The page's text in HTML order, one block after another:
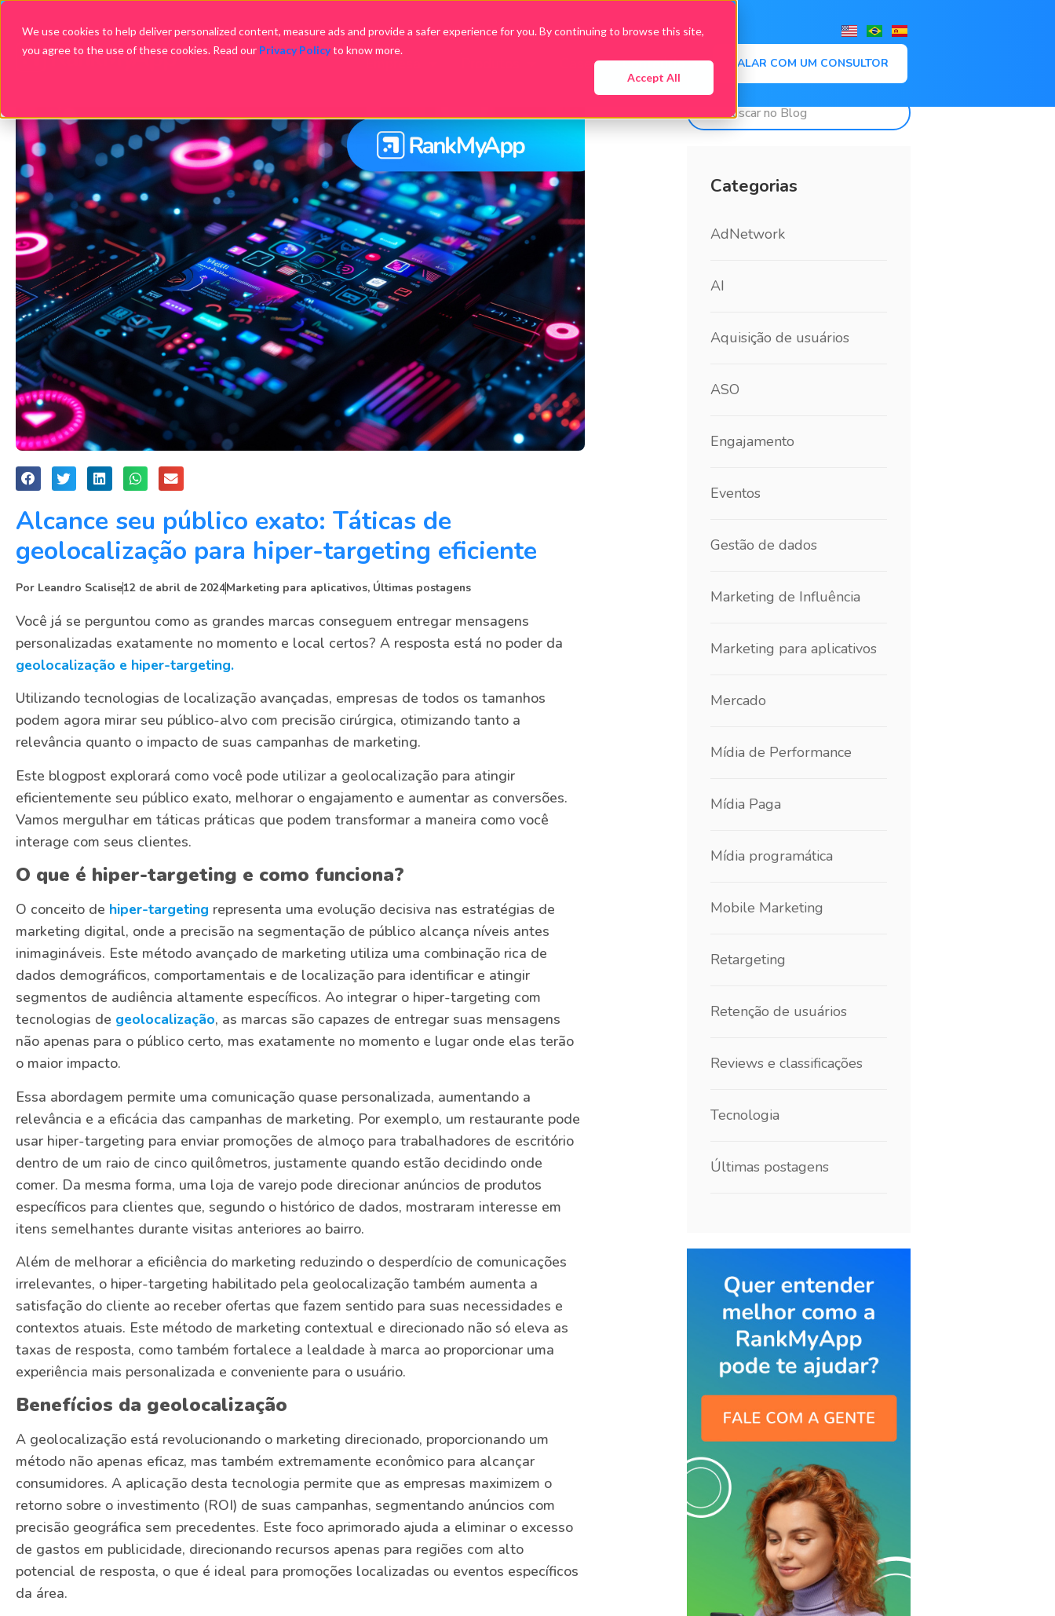
We use cookies to help deliver personalized content, measure ads and provide a safer experience for you. By continuing to browse this site,
you agree to the use of these cookies. Read our Privacy Policyto know more.
Accept All
Cases Conteúdo FALAR COM UM CONSULTOR
Alcance seu público exato: Táticas de
geolocalização para hiper-targeting eficiente
Por Leandro Scalise12 de abril de 2024Marketing para aplicativos, Últimas postagens
Você já se perguntou como as grandes marcas conseguem entregar mensagens
personalizadas exatamente no momento e local certos? A resposta está no poder da
geolocalização e hiper-targeting.
Utilizando tecnologias de localização avançadas, empresas de todos os tamanhos
podem agora mirar seu público-alvo com precisão cirúrgica, otimizando tanto a
relevância quanto o impacto de suas campanhas de marketing.
Este blogpost explorará como você pode utilizar a geolocalização para atingir
eficientemente seu público exato, melhorar o engajamento e aumentar as conversões.
Vamos mergulhar em táticas práticas que podem transformar a maneira como você
interage com seus clientes.
O que é hiper-targeting e como funciona?
O conceito de hiper-targeting representa uma evolução decisiva nas estratégias de
marketing digital, onde a precisão na segmentação de público alcança níveis antes
inimagináveis. Este método avançado de marketing utiliza uma combinação rica de
dados demográficos, comportamentais e de localização para identificar e atingir
segmentos de audiência altamente específicos. Ao integrar o hiper-targeting com
tecnologias de geolocalização, as marcas são capazes de entregar suas mensagens
não apenas para o público certo, mas exatamente no momento e lugar onde elas terão
o maior impacto.
Essa abordagem permite uma comunicação quase personalizada, aumentando a
relevância e a eficácia das campanhas de marketing. Por exemplo, um restaurante pode
usar hiper-targeting para enviar promoções de almoço para trabalhadores de escritório
dentro de um raio de cinco quilômetros, justamente quando estão decidindo onde
comer. Da mesma forma, uma loja de varejo pode direcionar anúncios de produtos
específicos para clientes que, segundo o histórico de dados, mostraram interesse em
itens semelhantes durante visitas anteriores ao bairro.
Além de melhorar a eficiência do marketing reduzindo o desperdício de comunicações
irrelevantes, o hiper-targeting habilitado pela geolocalização também aumenta a
satisfação do cliente ao receber ofertas que fazem sentido para suas necessidades e
contextos atuais. Este método de marketing contextual e direcionado não só eleva as
taxas de resposta, como também fortalece a lealdade à marca ao proporcionar uma
experiência mais personalizada e conveniente para o usuário.
Benefícios da geolocalização
A geolocalização está revolucionando o marketing direcionado, proporcionando um
método não apenas eficaz, mas também extremamente econômico para alcançar
consumidores. A aplicação desta tecnologia permite que as empresas maximizem o
retorno sobre o investimento (ROI) de suas campanhas, segmentando anúncios com
precisão geográfica sem precedentes. Este foco aprimorado ajuda a eliminar o excesso
de gastos em publicidade, direcionando recursos apenas para regiões com alto
potencial de resposta, o que é ideal para promoções localizadas ou eventos específicos
da área.
Categorias
AdNetwork
AI
Aquisição de usuários
ASO
Engajamento
Eventos
Gestão de dados
Marketing de Influência
Marketing para aplicativos
Mercado
Mídia de Performance
Mídia Paga
Mídia programática
Mobile Marketing
Retargeting
Retenção de usuários
Reviews e classificações
Tecnologia
Últimas postagens